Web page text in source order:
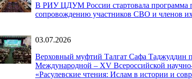
В РИУ ЦДУМ России стартовала программа
сопровождению участников СВО и членов
03.07.2026
Верховный муфтий Талгат Сафа Таджуддин
Международной – XV Всероссийской
«Расулевские чтения: Ислам в истории и